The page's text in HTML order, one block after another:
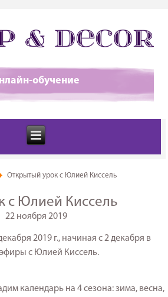
обучение
Открытый урок с Юлией Киссель
с Юлией Киссель
22 ноября 2019
2019 г., начиная с 2 декабря в
с Юлией Киссель.
календарь на 4 сезона: зима, весна,